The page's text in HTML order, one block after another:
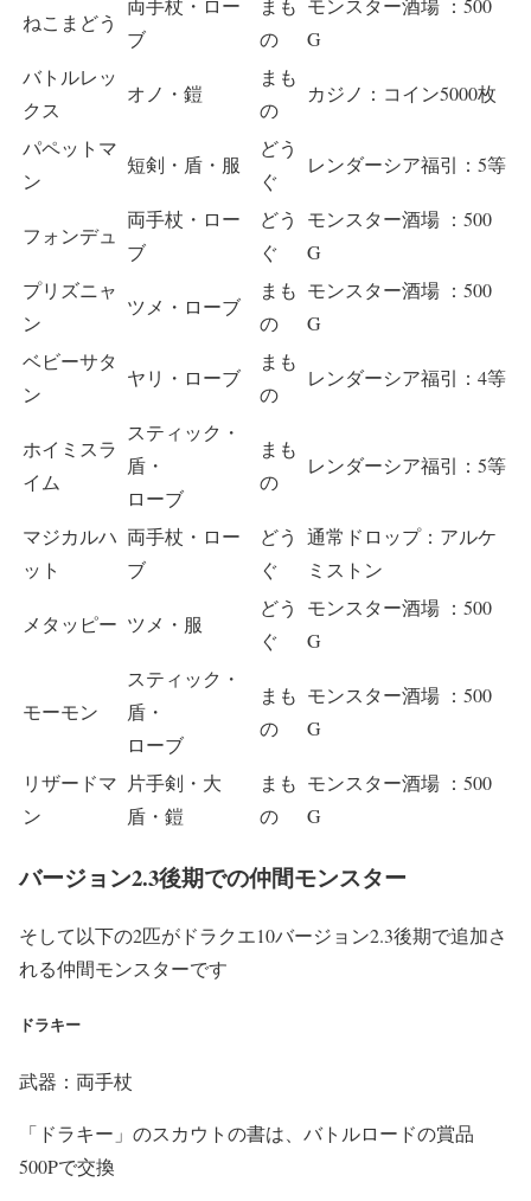
ねこまどう
両手杖・ロー
ブ
まも
の
モンスター酒場 ：500
G
バトルレッ
クス
オノ・鎧
まも
の
カジノ：コイン5000枚
パペットマ
ン
短剣・盾・服
どう
ぐ
レンダーシア福引：5等
フォンデュ
両手杖・ロー
ブ
どう
ぐ
モンスター酒場 ：500
G
プリズニャ
ン
ツメ・ローブ
まも
の
モンスター酒場 ：500
G
ベビーサタ
ン
ヤリ・ローブ
まも
の
レンダーシア福引：4等
ホイミスラ
イム
スティック・
盾・
ローブ
まも
の
レンダーシア福引：5等
マジカルハ
ット
両手杖・ロー
ブ
どう
ぐ
通常ドロップ：アルケ
ミストン
メタッピー ツメ・服
どう
ぐ
モンスター酒場 ：500
G
モーモン
スティック・
盾・
ローブ
まも
の
モンスター酒場 ：500
G
リザードマ
ン
片手剣・大
盾・鎧
まも
の
モンスター酒場 ：500
G
バージョン2.3後期での仲間モンスター
そして以下の2匹がドラクエ10バージョン2.3後期で追加さ
れる仲間モンスターです
ドラキー
武器：両手杖
「ドラキー」のスカウトの書は、バトルロードの賞品
500Pで交換